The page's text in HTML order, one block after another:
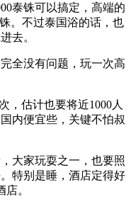
泰铢可以搞定，高端的
。不过泰国浴的话，也
去。
全没有问题，玩一次高
，估计也要将近1000人
内便宜些，关键不怕叔
大家玩耍之一，也要照
特别是睡，酒店定得好
。